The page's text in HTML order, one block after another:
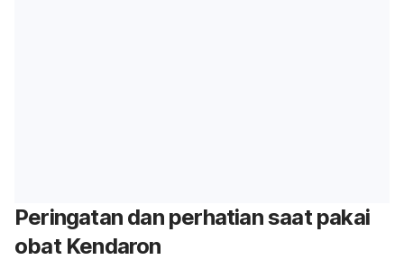
Peringatan dan perhatian saat pakai
obat Kendaron